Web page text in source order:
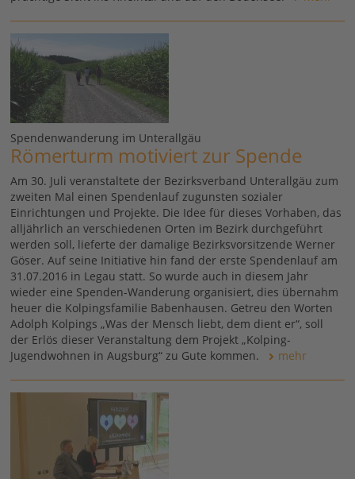
Spendenwanderung im Unterallgäu
Römerturm motiviert zur Spende
Am 30. Juli veranstaltete der Bezirksverband Unterallgäu zum
zweiten Mal einen Spendenlauf zugunsten sozialer
Einrichtungen und Projekte. Die Idee für dieses Vorhaben, das
alljährlich an verschiedenen Orten im Bezirk durchgeführt
werden soll, lieferte der damalige Bezirksvorsitzende Werner
Göser. Auf seine Initiative hin fand der erste Spendenlauf am
31.07.2016 in Legau statt. So wurde auch in diesem Jahr
wieder eine Spenden-Wanderung organisiert, dies übernahm
heuer die Kolpingsfamilie Babenhausen. Getreu den Worten
Adolph Kolpings „Was der Mensch liebt, dem dient er“, soll
der Erlös dieser Veranstaltung dem Projekt „Kolping-
Jugendwohnen in Augsburg“ zu Gute kommen.
mehr